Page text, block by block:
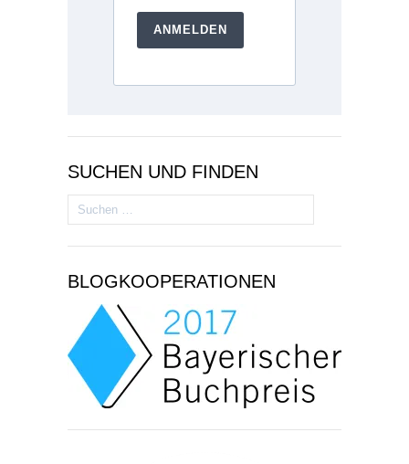
ANMELDEN
SUCHEN UND FINDEN
Suchen
nach:
BLOGKOOPERATIONEN